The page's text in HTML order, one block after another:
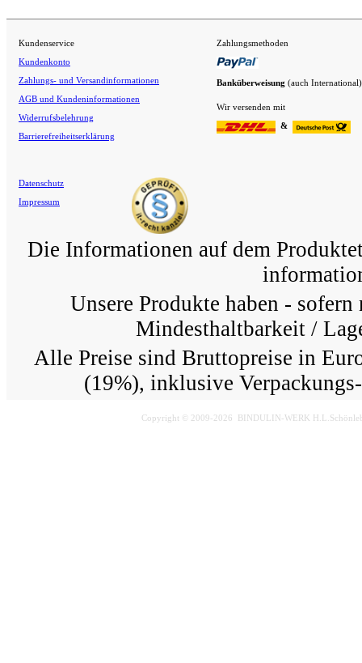
Kundenservice
Kundenkonto
Zahlungs- und Versandinformationen
AGB und Kundeninformationen
Widerrufsbelehrung
Barrierefreiheitserklärung
Datenschutz
Impressum
Zahlungsmethoden
Banküberweisung (auch International)
Wir versenden mit
&
Die Informationen auf dem
Unsere Produkte haben -
Mindesthaltbarkeit /
Alle Preise sind Bruttopreise in
(19%), inklusive
Copyright © 2009-2026 BINDULIN-WERK